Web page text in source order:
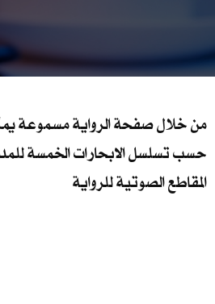
من خلال صفحة الرواية مسموعة
حسب تسلسل الابحارات الخمسة
المقاطع الصوتية للرواية